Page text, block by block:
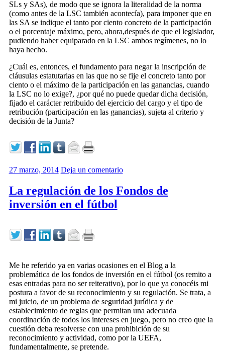
SLs y SAs), de modo que se ignora la literalidad de la norma
(como antes de la LSC también acontecía), para imponer que en
las SA se indique el tanto por ciento concreto de la participación
o el porcentaje máximo, pero, ahora,después de que el legislador,
pudiendo haber equiparado en la LSC ambos regímenes, no lo
haya hecho.
¿Cuál es, entonces, el fundamento para negar la inscripción de
cláusulas estatutarias en las que no se fije el concreto tanto por
ciento o el máximo de la participación en las ganancias, cuando
la LSC no lo exige?, ¿por qué no puede quedar dicha decisión,
fijado el carácter retribuido del ejercicio del cargo y el tipo de
retribución (participación en las ganancias), sujeta al criterio y
decisión de la Junta?
27 marzo, 2014 Deja un comentario
La regulación de los Fondos de
inversión en el fútbol
Me he referido ya en varias ocasiones en el Blog a la
problemática de los fondos de inversión en el fútbol (os remito a
esas entradas para no ser reiterativo), por lo que ya conocéis mi
postura a favor de su reconocimiento y su regulación. Se trata, a
mi juicio, de un problema de seguridad jurídica y de
establecimiento de reglas que permitan una adecuada
coordinación de todos los intereses en juego, pero no creo que la
cuestión deba resolverse con una prohibición de su
reconocimiento y actividad, como por la UEFA,
fundamentalmente, se pretende.